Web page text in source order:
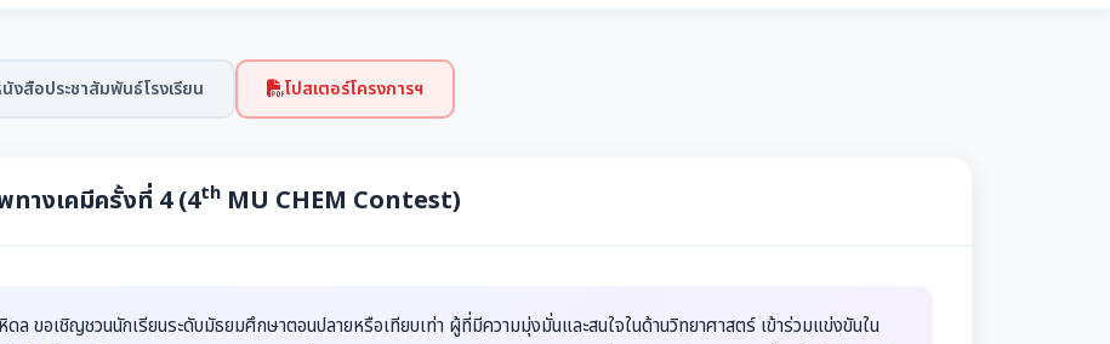
งสือประชาสัมพันธ์โรงเรียน โปสเตอร์โครงการฯ
างเคมีครั้งที่ 4 (4th MU CHEM Contest)
ล ขอเชิญชวนนักเรียนระดับมัธยมศึกษาตอนปลายหรือเทียบเท่า ผู้ที่มีความมุ่งมั่นและสนใจในด้านวิทยาศาสตร์ เข้าร่วมแข่งขันใน